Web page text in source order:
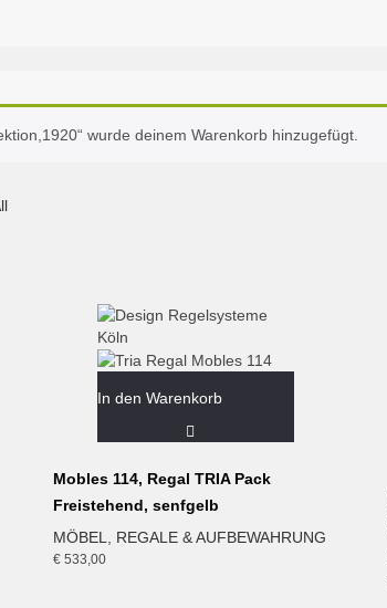
wurde deinem Warenkorb hinzugefügt.
In den Warenkorb
Mobles 114, Regal TRIA Pack
Freistehend, senfgelb
MÖBEL, REGALE & AUFBEWAHRUNG
€ 533,00